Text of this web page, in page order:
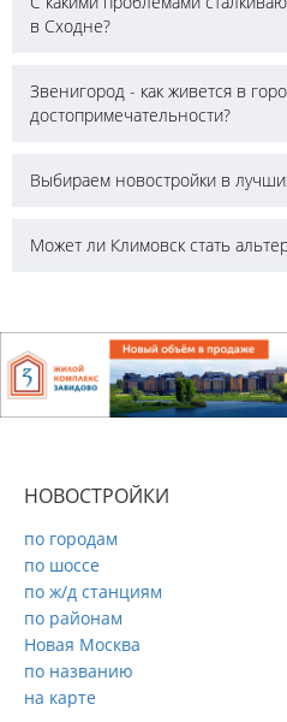
в Сходне?
Звенигород - как живется в
достопримечательности?
Выбираем новостройки в
Может ли Климовск стать
НОВОСТРОЙКИ
по городам
по шоссе
по ж/д станциям
по районам
Новая Москва
по названию
на карте